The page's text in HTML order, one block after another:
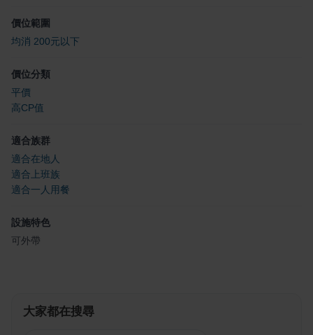
價位範圍
均消 200元以下
價位分類
平價
高CP值
適合族群
適合在地人
適合上班族
適合一人用餐
設施特色
可外帶
大家都在搜尋